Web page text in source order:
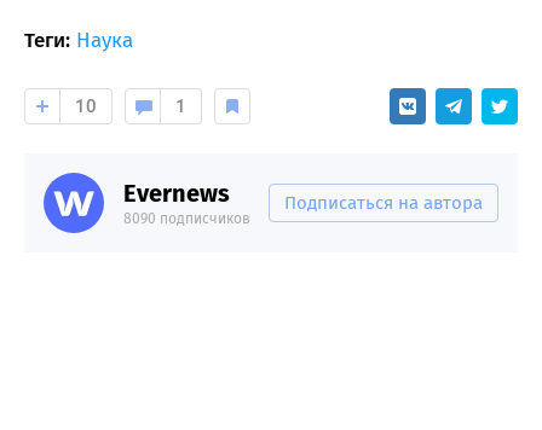
Теги: Наука
10 1
Evernews
8090 подписчиков
Подписаться на автора